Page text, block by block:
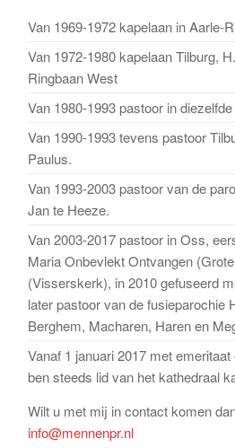
Van 1969-1972 kapelaan in Aarle-
Van 1972-1980 kapelaan Tilburg,
Ringbaan West
Van 1980-1993 pastoor in
Van 1990-1993 tevens pastoor
Paulus.
Van 1993-2003 pastoor van de
Jan te Heeze.
Van 2003-2017 pastoor in Oss,
Maria Onbevlekt Ontvangen
(Visserskerk), in 2010 gefuseerd
later pastoor van de fusieparochie
Berghem, Macharen, Haren en
Vanaf 1 januari 2017 met
ben steeds lid van het kathedraal
Wilt u met mij in contact komen
info@mennenpr.nl